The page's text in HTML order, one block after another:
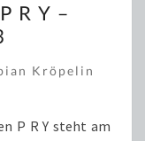
R Y –
Kröpelin
P R Y steht am